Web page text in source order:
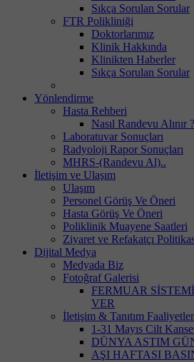
Sıkça Sorulan Sorular
FTR Polikliniği
Doktorlarımız
Klinik Hakkında
Klinikten Haberler
Sıkça Sorulan Sorular
Yönlendirme
Hasta Rehberi
Nasıl Randevu Alınır ?
Laboratuvar Sonuçları
Radyoloji Rapor Sonuçları
MHRS-(Randevu Al)..
İletişim ve Ulaşım
Ulaşım
Personel Görüş Ve Öneri
Hasta Görüş Ve Öneri
Poliklinik Muayene Saatleri
Ziyaret ve Refakatçı
Dijital Medya
Medyada Biz
Fotoğraf Galerisi
FERMUAR
VER
İletişim & Tanıtım
1-31 Mayıs Cilt
DÜNYA ASTIM
AŞI HAFTASI